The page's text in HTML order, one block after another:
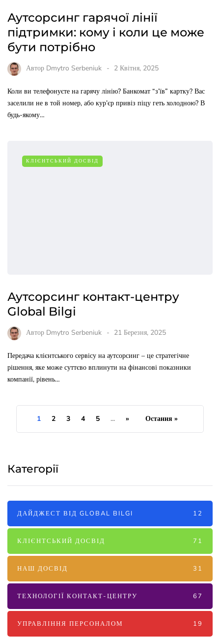
Аутсорсинг гарячої лінії
підтримки: кому і коли це може
бути потрібно
Автор Dmytro Serbeniuk 2 Квітня, 2025
Коли ви телефонуєте на гарячу лінію? Банкомат “з’їв” картку? Вас
заселили не в той номер, або кур’єр привіз піцу геть холодною? В
будь-якому…
КЛІЄНТСЬКИЙ ДОСВІД
Аутсорсинг контакт-центру
Global Bilgi
Автор Dmytro Serbeniuk 21 Березня, 2025
Передача клієнтського сервісу на аутсорсинг – це стратегічне
рішення, яке може суттєво вплинути на фінансові показники
компанії, рівень…
1 2 3 4 5 ... » Остання »
Категорії
ДАЙДЖЕСТ ВІД GLOBAL BILGI 12
КЛІЄНТСЬКИЙ ДОСВІД 71
НАШ ДОСВІД 31
ТЕХНОЛОГІЇ КОНТАКТ-ЦЕНТРУ 67
УПРАВЛІННЯ ПЕРСОНАЛОМ 19